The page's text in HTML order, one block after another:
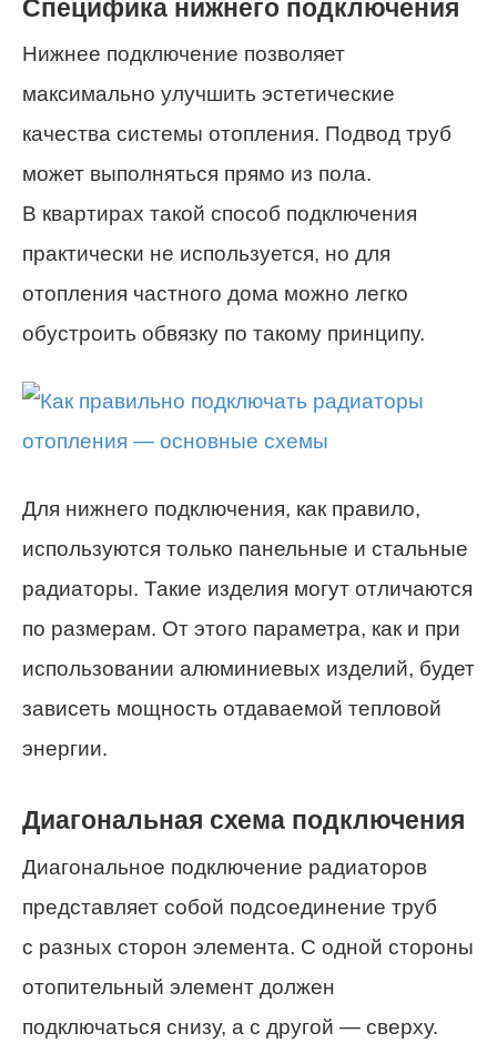
Специфика нижнего подключения
Нижнее подключение позволяет
максимально улучшить эстетические
качества системы отопления. Подвод труб
может выполняться прямо из пола.
В квартирах такой способ подключения
практически не используется, но для
отопления частного дома можно легко
обустроить обвязку по такому принципу.
Для нижнего подключения, как правило,
используются только панельные и стальные
радиаторы. Такие изделия могут отличаются
по размерам. От этого параметра, как и при
использовании алюминиевых изделий, будет
зависеть мощность отдаваемой тепловой
энергии.
Диагональная схема подключения
Диагональное подключение радиаторов
представляет собой подсоединение труб
с разных сторон элемента. С одной стороны
отопительный элемент должен
подключаться снизу, а с другой — сверху.